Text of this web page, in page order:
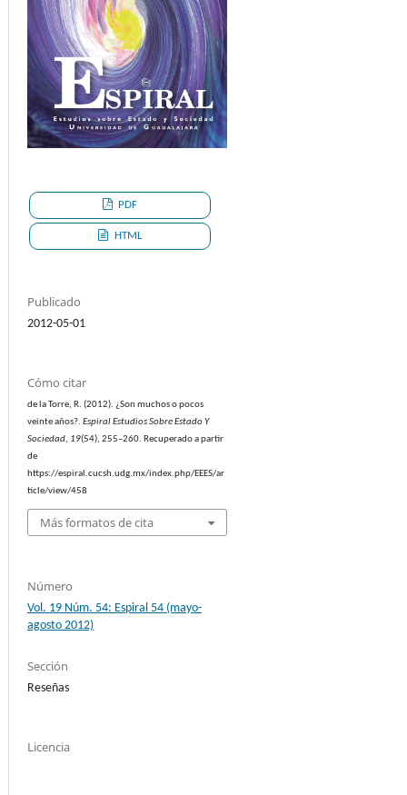
PDF
HTML
Publicado
2012-05-01
Cómo citar
de la Torre, R. (2012). ¿Son muchos o pocos
veinte años?. Espiral Estudios Sobre Estado Y
Sociedad, 19(54), 255–260. Recuperado a partir
de
https://espiral.cucsh.udg.mx/index.php/EEES/ar
ticle/view/458
Más formatos de cita
Número
Vol. 19 Núm. 54: Espiral 54 (mayo-
agosto 2012)
Sección
Reseñas
Licencia